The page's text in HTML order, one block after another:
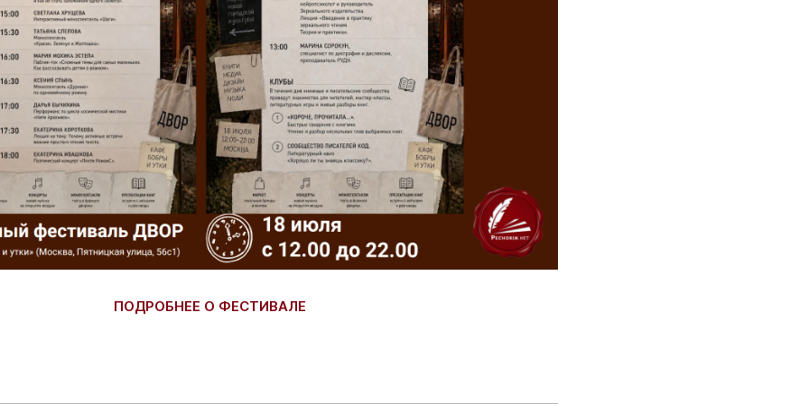
ПОДРОБНЕЕ О ФЕСТИВАЛЕ